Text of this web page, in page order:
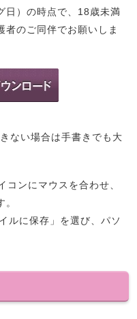
日）の時点で、18歳未満
者のご同伴でお願いしま
ない場合は手書きでも大
ンにマウスを合わせ、
ルに保存」を選び、パソ